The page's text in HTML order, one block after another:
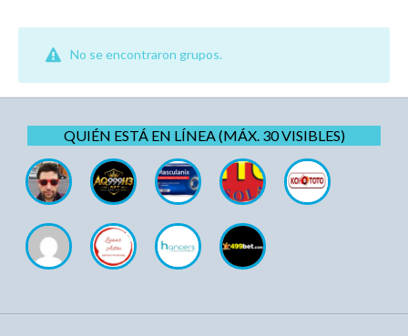
No se encontraron grupos.
QUIÉN ESTÁ EN LÍNEA (MÁX. 30 VISIBLES)